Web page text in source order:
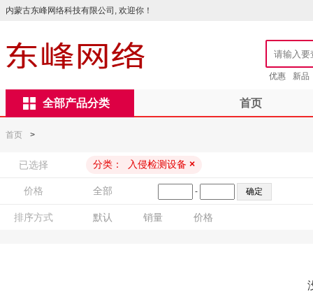
内蒙古东峰网络科技有限公司, 欢迎你！
优惠 新品
全部产品分类 首页
首页 >
已选择 分类： 入侵检测设备 ×
价格 全部 -
排序方式 默认 销量 价格